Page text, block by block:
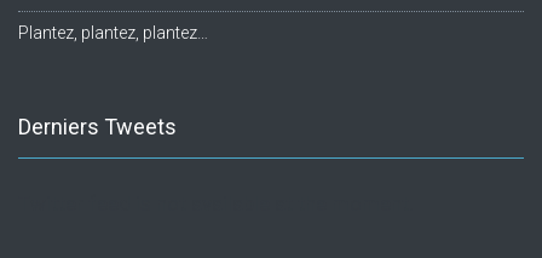
Plantez, plantez, plantez…
Derniers Tweets